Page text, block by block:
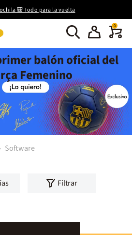
🎒 Todo para la vuelta
0
balón oficial del
Femenino
Software
Filtrar